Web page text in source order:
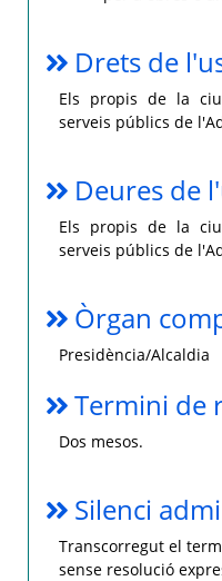
Drets de
Els propis de la
serveis públics de
Deures de
Els propis de la
serveis públics de
Òrgan
Presidència/Alcaldia
Termini de
Dos mesos.
Silenci
Transcorregut el
sense resolució